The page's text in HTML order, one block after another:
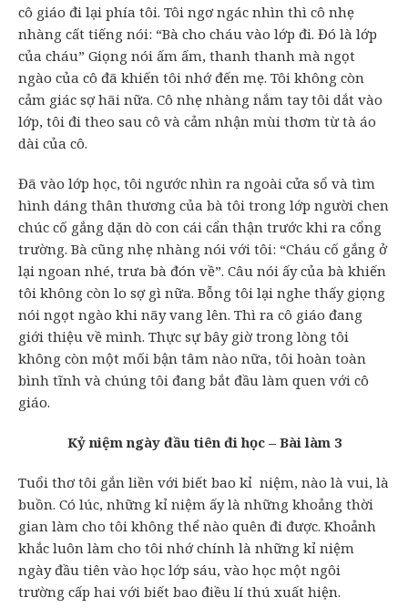
cô giáo đi lại phía tôi. Tôi ngơ ngác nhìn thì cô nhẹ
nhàng cất tiếng nói: “Bà cho cháu vào lớp đi. Đó là lớp
của cháu” Giọng nói ấm ấm, thanh thanh mà ngọt
ngào của cô đã khiến tôi nhớ đến mẹ. Tôi không còn
cảm giác sợ hãi nữa. Cô nhẹ nhàng nắm tay tôi dắt vào
lớp, tôi đi theo sau cô và cảm nhận mùi thơm từ tà áo
dài của cô.
Đã vào lớp học, tôi ngước nhìn ra ngoài cửa sổ và tìm
hình dáng thân thương của bà tôi trong lớp người chen
chúc cố gắng dặn dò con cái cẩn thận trước khi ra cổng
trường. Bà cũng nhẹ nhàng nói với tôi: “Cháu cố gắng ở
lại ngoan nhé, trưa bà đón về”. Câu nói ấy của bà khiến
tôi không còn lo sợ gì nữa. Bỗng tôi lại nghe thấy giọng
nói ngọt ngào khi nãy vang lên. Thì ra cô giáo đang
giới thiệu về mình. Thực sự bây giờ trong lòng tôi
không còn một mối bận tâm nào nữa, tôi hoàn toàn
bình tĩnh và chúng tôi đang bắt đầu làm quen với cô
giáo.
Kỷ niệm ngày đầu tiên đi học – Bài làm 3
Tuổi thơ tôi gắn liền với biết bao kỉ niệm, nào là vui, là
buồn. Có lúc, những kỉ niệm ấy là những khoảng thời
gian làm cho tôi không thể nào quên đi được. Khoảnh
khắc luôn làm cho tôi nhớ chính là những kỉ niệm
ngày đầu tiên vào học lớp sáu, vào học một ngôi
trường cấp hai với biết bao điều lí thú xuất hiện.